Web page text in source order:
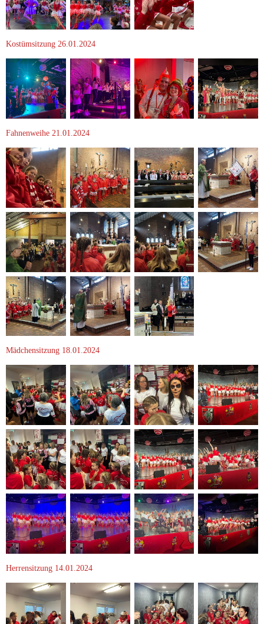
Kostümsitzung 26.01.2024
Fahnenweihe 21.01.2024
Mädchensitzung 18.01.2024
Herrensitzung 14.01.2024